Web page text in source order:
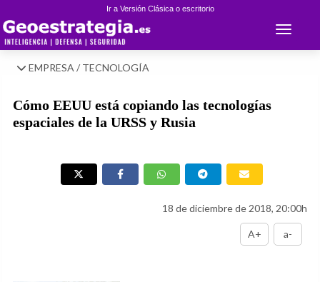
Ir a Versión Clásica o escritorio
Toggle
EMPRESA / TECNOLOGÍA
Cómo EEUU está copiando las tecnologías
espaciales de la URSS y Rusia
18 de diciembre de 2018, 20:00h
A+ a-